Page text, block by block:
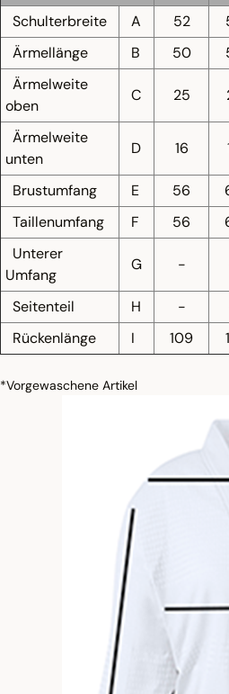
Schulterbreite
A 52
Ärmellänge
B 50
Ärmelweite
oben
C 25
Ärmelweite
unten
D 16
Brustumfang E 56
Taillenumfang
F 56
Unterer
Umfang
G -
Seitenteil H -
Rückenlänge
I 109
*Vorgewaschene Artikel